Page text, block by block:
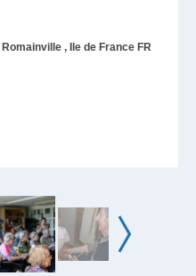
Romainville , Ile de France FR